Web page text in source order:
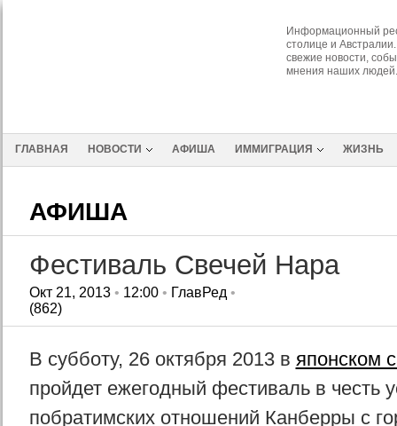
Информационный
столице и
свежие новости,
мнения наших людей.
ГЛАВНАЯ НОВОСТИ АФИША ИММИГРАЦИЯ ЖИЗНЬ
АФИША
Фестиваль Свечей Нара
Окт 21, 2013• 12:00• ГлавРед •
(862)
В субботу, 26 октября 2013 в японском
пройдет ежегодный фестиваль в честь
побратимских отношений Канберры с